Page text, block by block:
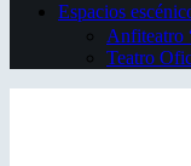
Espacios
Anfiteatro
Teatro